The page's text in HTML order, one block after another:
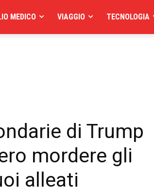
MEDICO VIAGGIO TECNOLOGIA
di Trump
mordere gli
alleati